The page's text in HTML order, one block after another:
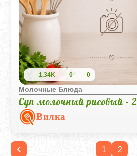
1,34K 0 0
Молочные Блюда
Суп молочный рисовый - 2
Вилка
‹ 1 2